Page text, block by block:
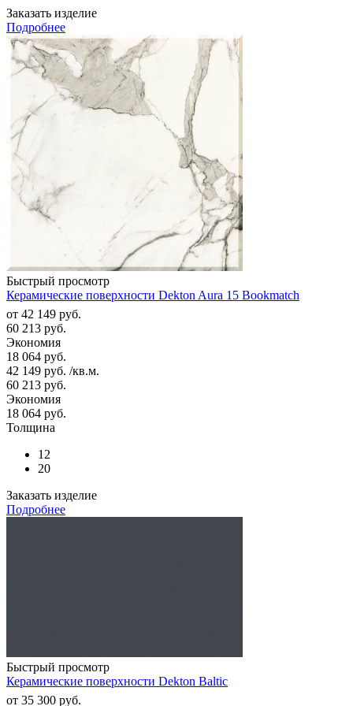
Заказать изделие
Подробнее
Быстрый просмотр
Керамические поверхности Dekton Aura 15 Bookmatch
от 42 149 руб.
60 213 руб.
Экономия
18 064 руб.
42 149 руб. /кв.м.
60 213 руб.
Экономия
18 064 руб.
Толщина
12
20
Заказать изделие
Подробнее
Быстрый просмотр
Керамические поверхности Dekton Baltic
от 35 300 руб.